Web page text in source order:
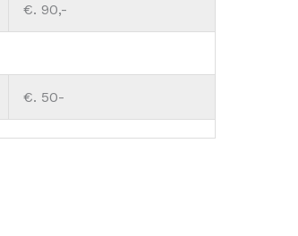
€. 90,-
€. 50-